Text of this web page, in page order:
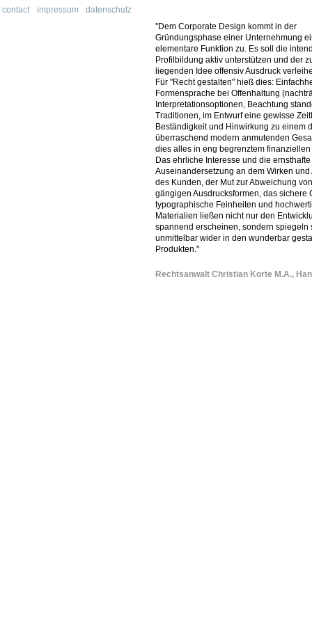
contact impressum
datenschutz
"Dem Corporate Design kommt in der
Gründungsphase einer Unternehmung
elementare Funktion zu. Es soll die
Profilbildung aktiv unterstützen und der
liegenden Idee offensiv Ausdruck
Für "Recht gestalten" hieß dies:
Formensprache bei Offenhaltung
Interpretationsoptionen, Beachtung
Traditionen, im Entwurf eine gewisse
Beständigkeit und Hinwirkung zu einem
überraschend modern anmutenden
dies alles in eng begrenztem
Das ehrliche Interesse und die ernsthafte
Auseinandersetzung an dem Wirken und
des Kunden, der Mut zur Abweichung
gängigen Ausdrucksformen, das sichere
typographische Feinheiten und
Materialien ließen nicht nur den
spannend erscheinen, sondern spiegeln
unmittelbar wider in den wunderbar
Produkten."
Rechtsanwalt Christian Korte M.A.,